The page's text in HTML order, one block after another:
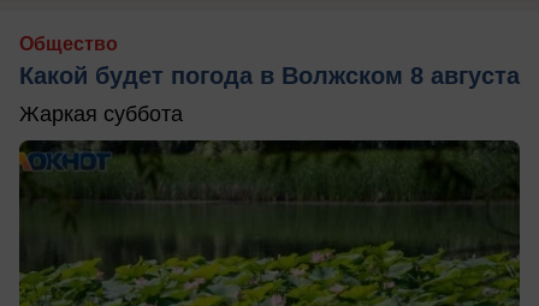
Общество
Какой будет погода в Волжском 8 августа
Жаркая суббота